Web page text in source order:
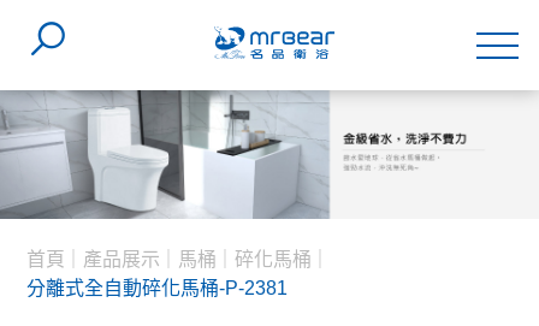
首頁 產品展示 馬桶
碎化馬桶
分離式全自動碎化馬桶-P-2381